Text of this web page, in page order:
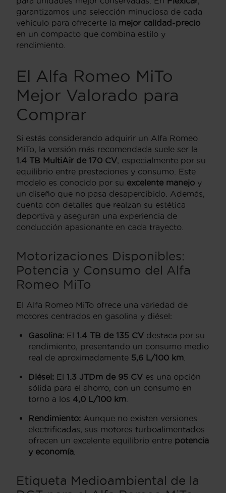
garantizamos una selección minuciosa de cada
vehículo para ofrecerte la mejor calidad-precio
en un compacto que combina estilo y
rendimiento.
El Alfa Romeo MiTo
Mejor Valorado para
Comprar
Si estás considerando adquirir un Alfa Romeo
MiTo, la versión más recomendada suele ser la
1.4 TB MultiAir de 170 CV, especialmente por su
equilibrio entre prestaciones y consumo. Este
modelo es conocido por su excelente manejo y
un diseño que no pasa desapercibido. Además,
cuenta con detalles que realzan su estética
deportiva y aseguran una experiencia de
conducción apasionante en cada trayecto.
Motorizaciones Disponibles:
Potencia y Consumo del Alfa
Romeo MiTo
El Alfa Romeo MiTo ofrece una variedad de
motores centrados en gasolina y diésel:
Gasolina: El 1.4 TB de 135 CV destaca por su
rendimiento, presentando un consumo medio
real de aproximadamente 5,6 L/100 km
Diésel: El 1.3 JTDm de 95 CV es una opción
sólida para el ahorro, con un consumo en
torno a los 4,0 L/100 km
Rendimiento: Aunque no existen versiones
electrificadas, sus motores turboalimentados
ofrecen un excelente equilibrio entre potencia
y economía
Etiqueta Medioambiental de la